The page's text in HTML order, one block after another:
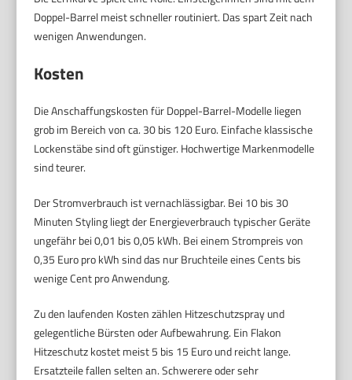
Doppel-Barrel meist schneller routiniert. Das spart Zeit nach
wenigen Anwendungen.
Kosten
Die Anschaffungskosten für Doppel-Barrel-Modelle liegen
grob im Bereich von ca. 30 bis 120 Euro. Einfache klassische
Lockenstäbe sind oft günstiger. Hochwertige Markenmodelle
sind teurer.
Der Stromverbrauch ist vernachlässigbar. Bei 10 bis 30
Minuten Styling liegt der Energieverbrauch typischer Geräte
ungefähr bei 0,01 bis 0,05 kWh. Bei einem Strompreis von
0,35 Euro pro kWh sind das nur Bruchteile eines Cents bis
wenige Cent pro Anwendung.
Zu den laufenden Kosten zählen Hitzeschutzspray und
gelegentliche Bürsten oder Aufbewahrung. Ein Flakon
Hitzeschutz kostet meist 5 bis 15 Euro und reicht lange.
Ersatzteile fallen selten an. Schwerere oder sehr